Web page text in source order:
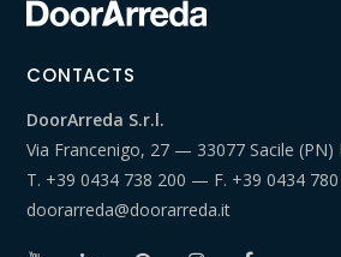
CONTACTS
DoorArreda S.r.l.
Via Francenigo, 27 — 33077 Sacile (PN)
T. +39 0434 738 200 — F. +39 0434
doorarreda@doorarreda.it